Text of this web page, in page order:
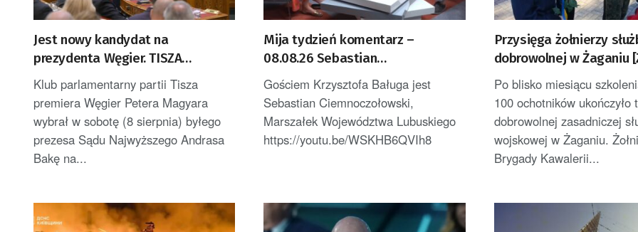
Jest nowy kandydat na
prezydenta Węgier. TISZA
zdecydowała
Klub parlamentarny partii Tisza
premiera Węgier Petera Magyara
wybrał w sobotę (8 sierpnia) byłego
prezesa Sądu Najwyższego Andrasa
Bakę na...
Mija tydzień komentarz –
08.08.26 Sebastian
Ciemnoczołowski
Gościem Krzysztofa Baługa jest
Sebastian Ciemnoczołowski,
Marszałek Województwa Lubuskiego
https://youtu.be/WSKHB6QVIh8
Przysięga żołnierzy
dobrowolnej w Żaganiu
Po blisko miesiącu
100 ochotników ukończyło
dobrowolnej zasadniczej
wojskowej w Żaganiu.
Brygady Kawalerii...